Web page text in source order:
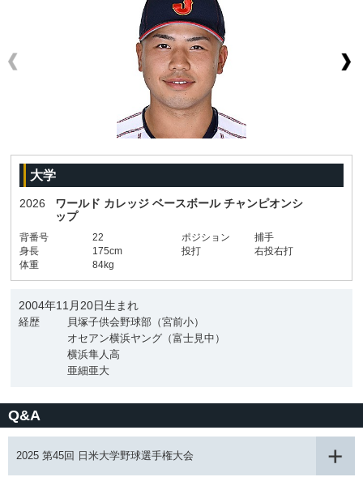
大学
2026
ワールド カレッジ ベースボール チャンピオンシ
ップ
背番号 22 ポジション
捕手
身長
175cm 投打
右投右打
体重
84kg
2004年11月20日生まれ
経歴
貝塚子供会野球部（宮前小）
オセアン横浜ヤング（富士見中）
横浜隼人高
亜細亜大
Q&A
2025 第45回 日米大学野球選手権大会